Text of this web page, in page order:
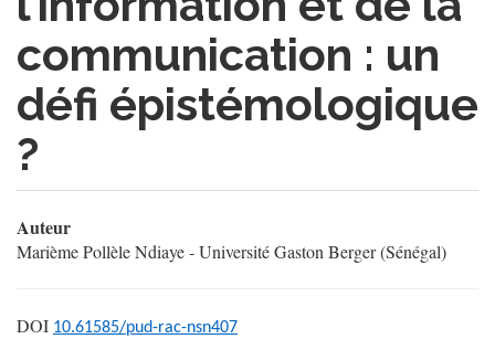
communication : un
défi épistémologique
?
Auteur
Marième Pollèle Ndiaye - Université Gaston Berger (Sénégal)
DOI 10.61585/pud-rac-nsn407